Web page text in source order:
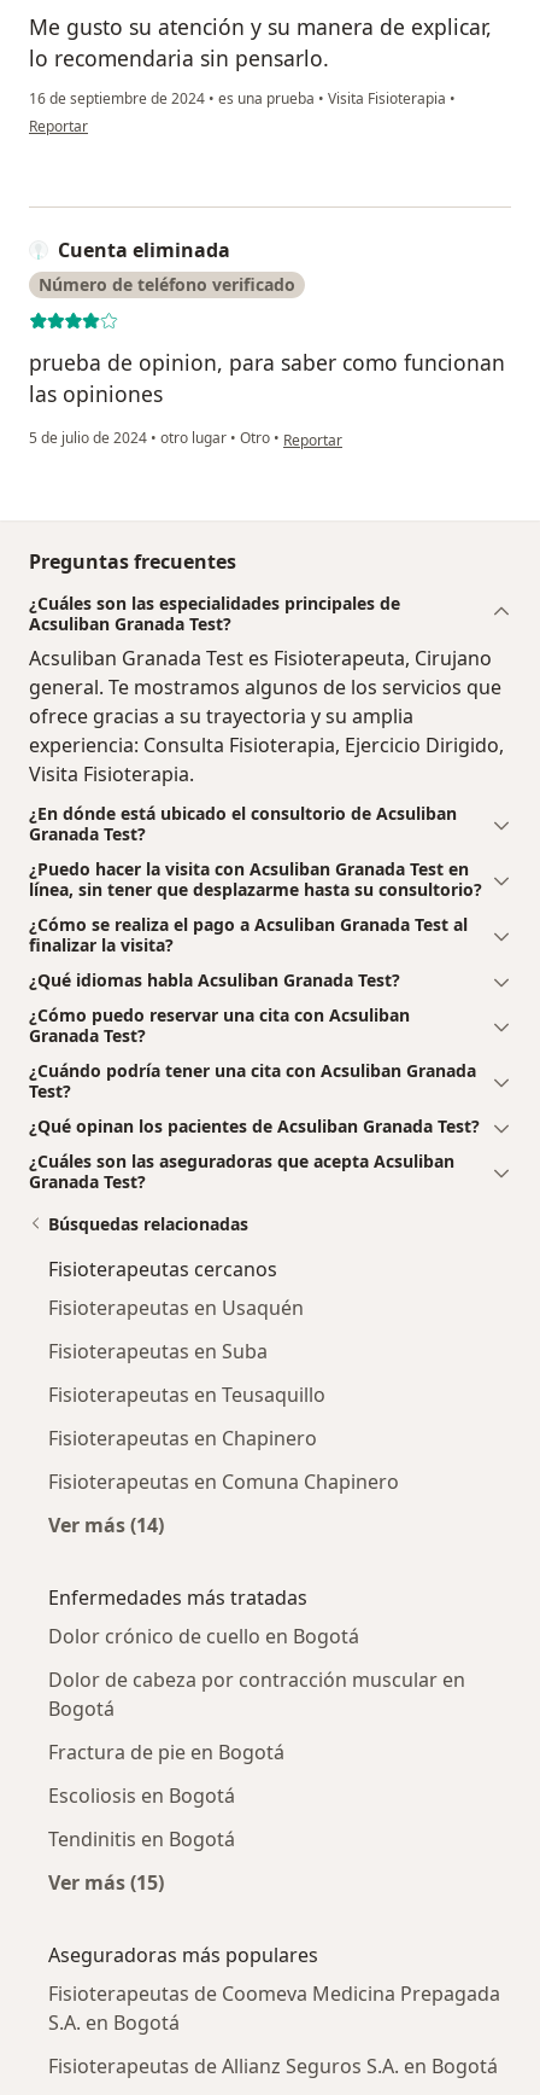
Me gusto su atención y su manera de explicar,
lo recomendaria sin pensarlo.
16 de septiembre de 2024 • es una prueba • Visita Fisioterapia •
en opinión del usuario Paciente
Reportar
Cuenta eliminada
Número de teléfono verificado
prueba de opinion, para saber como funcionan
las opiniones
5 de julio de 2024 • otro lugar • Otro • en opinión del usuario Cuenta
Reportar
Preguntas frecuentes
¿Cuáles son las especialidades principales de
Acsuliban Granada Test?
Acsuliban Granada Test es Fisioterapeuta, Cirujano
general. Te mostramos algunos de los servicios que
ofrece gracias a su trayectoria y su amplia
experiencia: Consulta Fisioterapia, Ejercicio Dirigido,
Visita Fisioterapia.
¿En dónde está ubicado el consultorio de Acsuliban
Granada Test?
¿Puedo hacer la visita con Acsuliban Granada Test en
línea, sin tener que desplazarme hasta su consultorio?
¿Cómo se realiza el pago a Acsuliban Granada Test al
finalizar la visita?
¿Qué idiomas habla Acsuliban Granada Test?
¿Cómo puedo reservar una cita con Acsuliban
Granada Test?
¿Cuándo podría tener una cita con Acsuliban Granada
Test?
¿Qué opinan los pacientes de Acsuliban Granada Test?
¿Cuáles son las aseguradoras que acepta Acsuliban
Granada Test?
Búsquedas relacionadas
Fisioterapeutas cercanos
Fisioterapeutas en Usaquén
Fisioterapeutas en Suba
Fisioterapeutas en Teusaquillo
Fisioterapeutas en Chapinero
Fisioterapeutas en Comuna Chapinero
Ver más (14)
Enfermedades más tratadas
Dolor crónico de cuello en Bogotá
Dolor de cabeza por contracción muscular en
Bogotá
Fractura de pie en Bogotá
Escoliosis en Bogotá
Tendinitis en Bogotá
Ver más (15)
Aseguradoras más populares
Fisioterapeutas de Coomeva Medicina Prepagada
S.A. en Bogotá
Fisioterapeutas de Allianz Seguros S.A. en Bogotá